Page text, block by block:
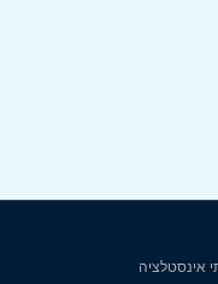
אינסטלציה